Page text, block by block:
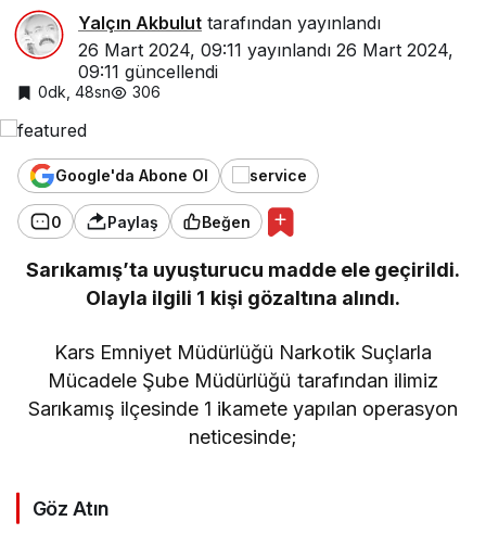
Yalçın Akbulut tarafından yayınlandı
26 Mart 2024, 09:11 yayınlandı 26 Mart 2024,
09:11 güncellendi
0dk, 48sn 306
Google'da Abone Ol
0 Paylaş Beğen
Sarıkamış’ta uyuşturucu madde ele geçirildi.
Olayla ilgili 1 kişi gözaltına alındı.
Kars Emniyet Müdürlüğü Narkotik Suçlarla
Mücadele Şube Müdürlüğü tarafından ilimiz
Sarıkamış ilçesinde 1 ikamete yapılan operasyon
neticesinde;
Göz Atın